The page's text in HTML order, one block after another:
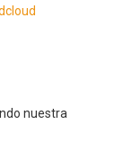
nuestra